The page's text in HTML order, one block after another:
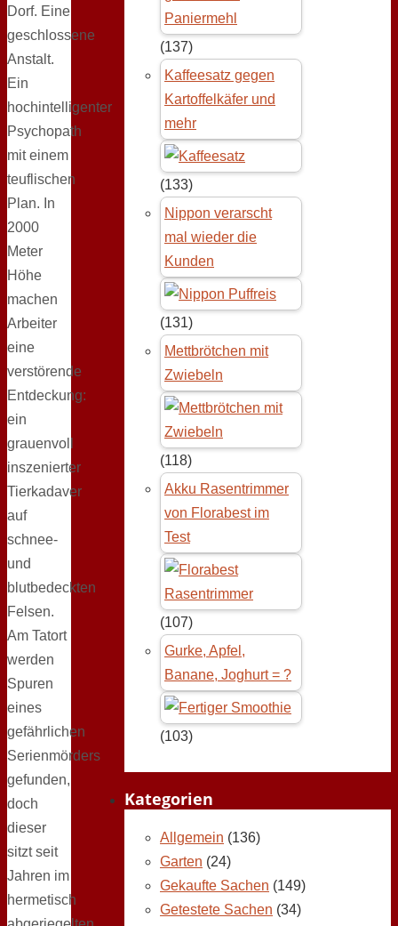
Dorf. Eine
geschlossene
Anstalt.
Ein
hochintelligenter
Psychopath
mit einem
teuflischen
Plan. In
2000
Meter
Höhe
machen
Arbeiter
eine
verstörende
Entdeckung:
ein
grauenvoll
inszenierter
Tierkadaver
auf
schnee-
und
blutbedeckten
Felsen.
Am Tatort
werden
Spuren
eines
gefährlichen
Serienmörders
gefunden,
doch
dieser
sitzt seit
Jahren im
hermetisch
(137)
Kaffeesatz gegen
Kartoffelkäfer und
mehr
(133)
Nippon verarscht
mal wieder die
Kunden
(131)
Mettbrötchen mit
Zwiebeln
(118)
Akku Rasentrimmer
von Florabest im
Test
(107)
Gurke, Apfel,
Banane, Joghurt = ?
(103)
Kategorien
Allgemein (136)
Garten (24)
Gekaufte Sachen (149)
Getestete Sachen (34)